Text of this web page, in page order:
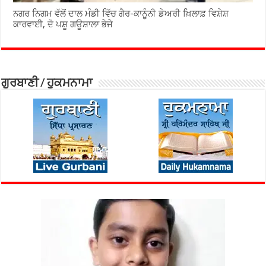
ਨਗਰ ਨਿਗਮ ਵੱਲੋਂ ਦਾਲ ਮੰਡੀ ਵਿੱਚ ਗੈਰ-ਕਾਨੂੰਨੀ ਡੇਅਰੀ ਖ਼ਿਲਾਫ਼ ਵਿਸ਼ੇਸ਼
ਕਾਰਵਾਈ, ਦੋ ਪਸ਼ੂ ਗਊਸ਼ਾਲਾ ਭੇਜੇ
ਗੁਰਬਾਣੀ / ਹੁਕਮਨਾਮਾ